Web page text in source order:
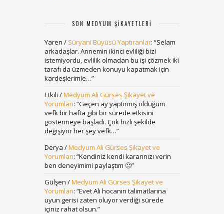
SON MEDYUM ŞIKAYETLERI
Yaren / Süryani Büyüsü Yaptıranlar: “Selam
arkadaşlar. Annemin ikinci evliliği bizi
istemiyordu, evlilik olmadan bu işi çözmek iki
tarafı da üzmeden konuyu kapatmak için
kardeşlerimle…”
Etkili /Medyum Ali Gürses Şikayet ve
Yorumları: “Geçen ay yaptırmış olduğum
vefk bir hafta gibi bir sürede etkisini
göstermeye başladı. Çok hızlı şekilde
değişiyor her şey vefk…”
Derya /Medyum Ali Gürses Şikayet ve
Yorumları: “Kendiniz kendi kararınızı verin
ben deneyimimi paylaştım 🙂”
Gülşen /Medyum Ali Gürses Şikayet ve
Yorumları: “Evet Ali hocanın talimatlarına
uyun gerisi zaten oluyor verdiği sürede
içiniz rahat olsun.”